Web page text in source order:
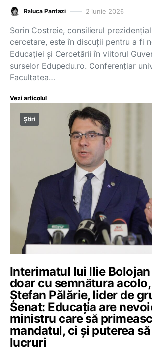
Raluca Pantazi 2 iunie 2026
Sorin Costreie, consilierul
cercetare, este în discuții pentru a fi
Educației și Cercetării în viitorul
surselor Edupedu.ro. Conferențiar
Facultatea…
Vezi articolul
Știri
Interimatul lui Ilie
doar cu semnătura
Ștefan Pălărie, lider de
Senat: Educația are
ministru care să
mandatul, ci și puterea
lucruri